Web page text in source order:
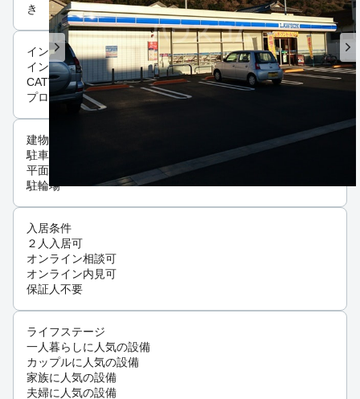
き
インフラ
インターネット可
CATV
プロパンガス
建物設備
駐車場
平面駐車場
駐輪場
入居条件
２人入居可
オンライン相談可
オンライン内見可
保証人不要
ライフステージ
一人暮らしに人気の設備
カップルに人気の設備
家族に人気の設備
夫婦に人気の設備